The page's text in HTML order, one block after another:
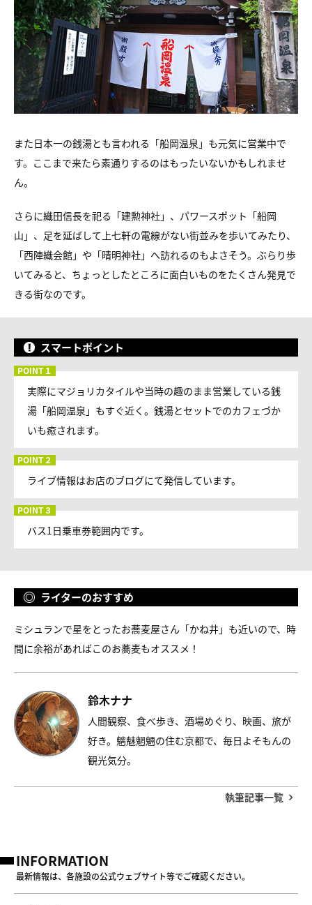
また日本一の銭湯とも言われる「船岡温泉」も元気に営業中で
す。ここまで来たら素通りするのはもったいないかもしれませ
ん。
さらに織田信長を祀る「建勲神社」、パワースポット「船岡
山」、足を延ばして上七軒の電線がない街並みを歩いてみたり、
「西陣織会館」や「晴明神社」へ訪れるのもよさそう。ぶらり歩
いてみると、ちょっとしたところに面白いものをたくさん発見で
きる街なのです。
スマートポイント
実際にマジョリカタイルや当時の趣のまま営業している銭
湯「船岡温泉」もすぐ近く。銭湯とセットでのカフェづか
いも癒されます。
ライブ情報はお店のブログにて発信しています。
バス1日乗車券範囲内です。
ライターのおすすめ
ミシュランで星をとったお蕎麦屋さん「かね井」も近いので、時
間に余裕があればこのお蕎麦もオススメ！
鈴木ナナ
人間観察、食べ歩き、酒場めぐり、映画、旅が
好き。魑魅魍魎の住む京都で、毎日よそもんの
観光気分。
執筆記事一覧
INFORMATION
最新情報は、各施設の公式ウェブサイト等でご確認ください。